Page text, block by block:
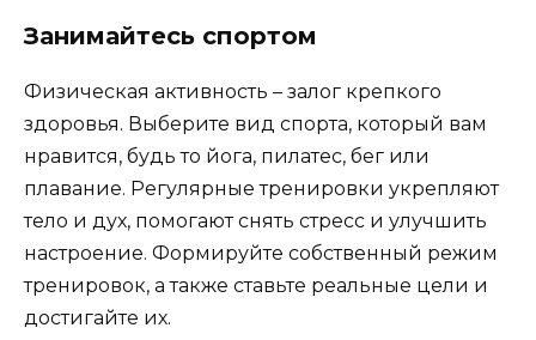
Занимайтесь спортом
Физическая активность – залог крепкого
здоровья. Выберите вид спорта, который вам
нравится, будь то йога, пилатес, бег или
плавание. Регулярные тренировки укрепляют
тело и дух, помогают снять стресс и улучшить
настроение. Формируйте собственный режим
тренировок, а также ставьте реальные цели и
достигайте их.